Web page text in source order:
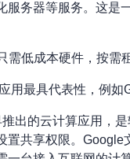
服务器等服务。这是
需低成本硬件，按需
用最具代表性，例
出的云计算应用，
置共享权限。